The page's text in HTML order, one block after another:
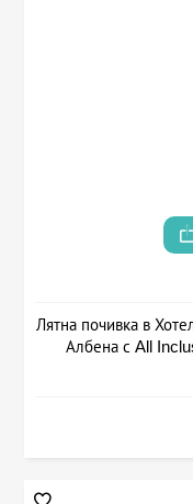
Лятна почивка в
Албена с All